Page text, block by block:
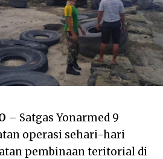
– Satgas Yonarmed 9
operasi sehari-hari
pembinaan teritorial di